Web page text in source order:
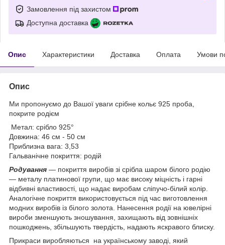
Замовлення під захистом
Доступна доставка
Опис Характеристики Доставка Оплата Умови
Опис
Ми пропонуємо до Вашої уваги срібне кольє 925 проба,
покрите родієм
Метал: срібло 925°
Довжина: 46 см - 50 см
Приблизна вага: 3,53
Гальванічне покриття: родій
Родування — покриття виробів зі срібла шаром білого родію
— металу платинової групи, що має високу міцність і гарні
відбивні властивості, що надає виробам сліпучо-білий колір.
Аналогічне покриття використовується під час виготовлення
модних виробів із білого золота. Нанесення родії на ювелірні
вироби зменшують зношування, захищають від зовнішніх
пошкоджень, збільшують твердість, надають яскравого блиску.
Прикраси виробляються на українському заводі, який